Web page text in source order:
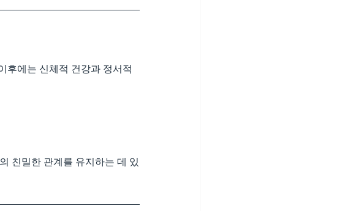
후에는 신체적 건강과 정서적
친밀한 관계를 유지하는 데 있